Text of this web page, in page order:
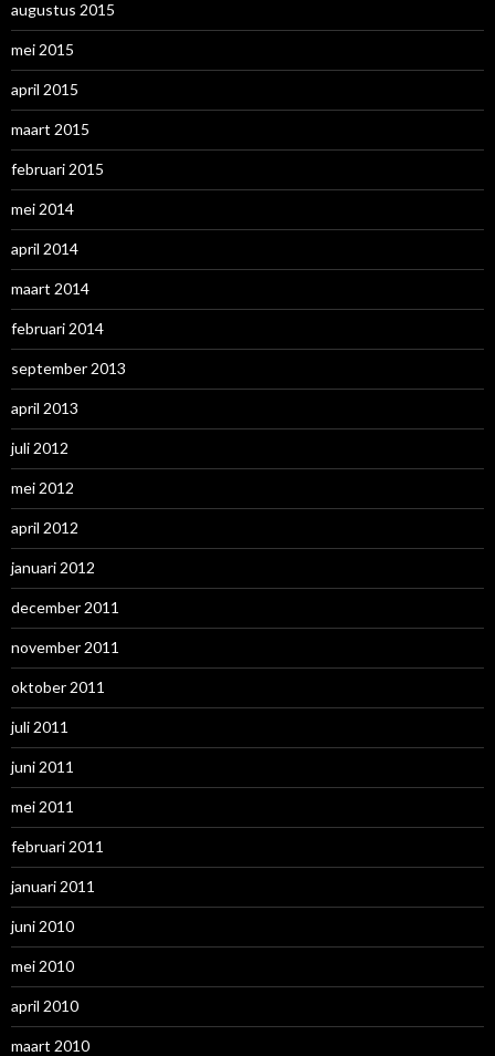
augustus 2015
mei 2015
april 2015
maart 2015
februari 2015
mei 2014
april 2014
maart 2014
februari 2014
september 2013
april 2013
juli 2012
mei 2012
april 2012
januari 2012
december 2011
november 2011
oktober 2011
juli 2011
juni 2011
mei 2011
februari 2011
januari 2011
juni 2010
mei 2010
april 2010
maart 2010